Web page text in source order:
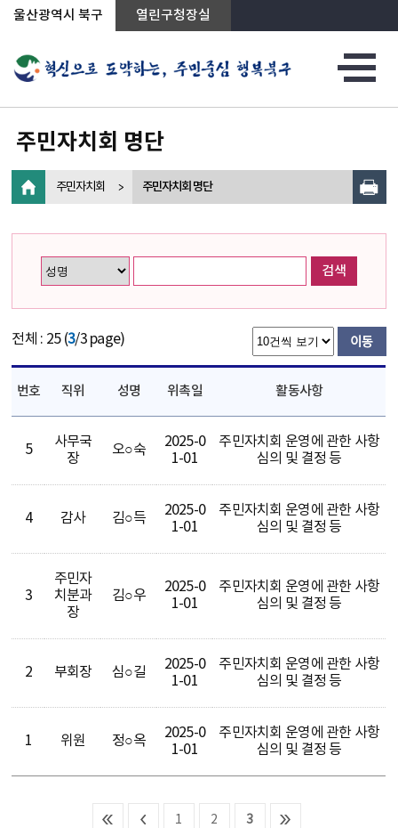
상단메뉴로 바로가기
전체메뉴로 바로가기
왼쪽메뉴로 바로가기
본문으로 바로가기
울산광역시 북구 열린구청장실
주민자치회 명단
주민자치회 주민자치회 명단
검색
전체 : 25 (3/3 page)
번호 직위 성명 위촉일 활동사항
5
사무국
장
오○숙
2025-0
1-01
주민자치회 운영에 관한 사항
심의 및 결정 등
4 감사 김○득
2025-0
1-01
주민자치회 운영에 관한 사항
심의 및 결정 등
3
주민자
치분과
장
김○우
2025-0
1-01
주민자치회 운영에 관한 사항
심의 및 결정 등
2 부회장 심○길
2025-0
1-01
주민자치회 운영에 관한 사항
심의 및 결정 등
1 위원 정○옥
2025-0
1-01
주민자치회 운영에 관한 사항
심의 및 결정 등
1 2 3